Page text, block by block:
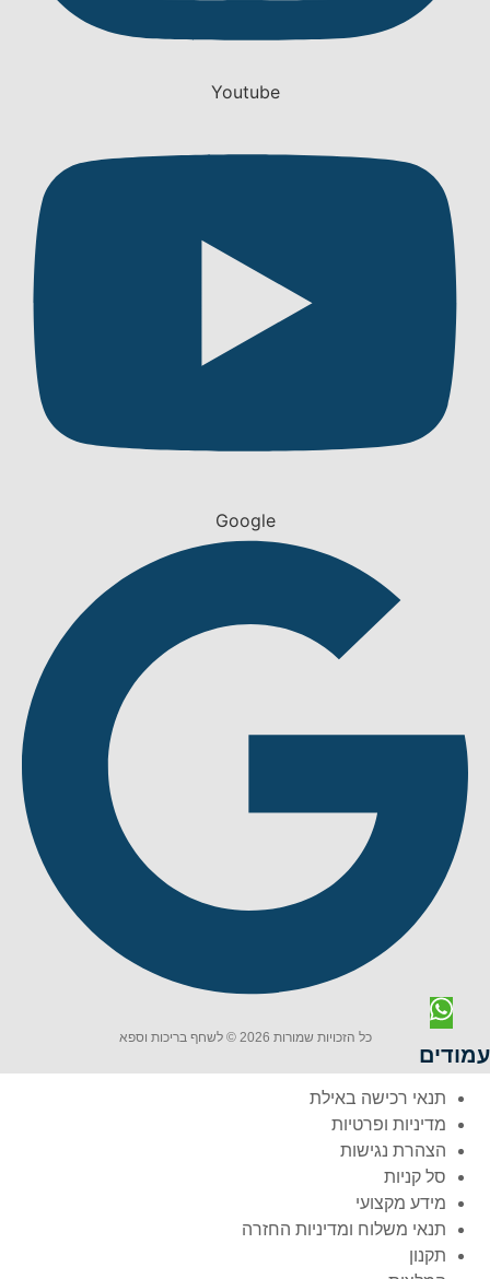
Youtube
Google
כל הזכויות שמורות 2026 © לשחף בריכות וספא
עמודים
תנאי רכישה באילת
מדיניות ופרטיות
הצהרת נגישות
סל קניות
מידע מקצועי
תנאי משלוח ומדיניות החזרה
תקנון